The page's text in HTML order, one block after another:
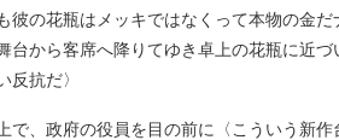
の花瓶はメッキではなくって本物の金
から客席へ降りてゆき卓上の花瓶に近
抗だ〉
、政府の役員を目の前に〈こういう新